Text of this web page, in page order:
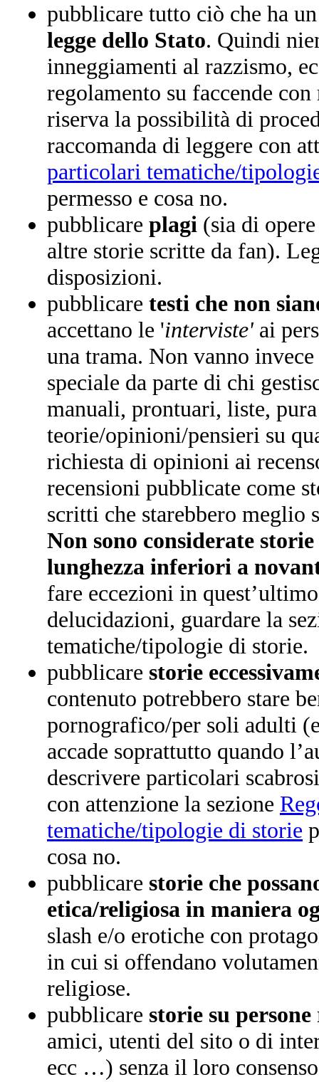
pubblicare tutto ciò che ha
legge dello Stato. Quindi
inneggiamenti al razzismo,
regolamento su faccende
riserva la possibilità di
raccomanda di leggere con
particolari tematiche/
permesso e cosa no.
pubblicare plagi (sia di
altre storie scritte da fan).
disposizioni.
pubblicare testi che non
accettano le 'interviste'ai
una trama. Non vanno
speciale da parte di chi
manuali, prontuari, liste,
teorie/opinioni/pensieri su
richiesta di opinioni ai
recensioni pubblicate come
scritti che starebbero meglio
Non sono considerate
lunghezza inferiori a
fare eccezioni in
delucidazioni, guardare la
tematiche/tipologie di storie.
pubblicare storie
contenuto potrebbero stare
pornografico/per soli adulti
accade soprattutto quando
descrivere particolari
con attenzione la sezione
tematiche/tipologie di storie
cosa no.
pubblicare storie che
etica/religiosa in maniera
slash e/o erotiche con
in cui si offendano
religiose.
pubblicare storie su
amici, utenti del sito o di
ecc …) senza il loro